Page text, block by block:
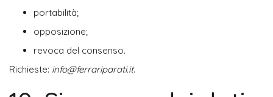
portabilità;
opposizione;
revoca del consenso.
Richieste: info@ferrariparati.it.